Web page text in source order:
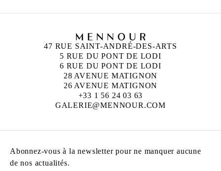
47 RUE SAINT-ANDRÉ-DES-ARTS
5 RUE DU PONT DE LODI
6 RUE DU PONT DE LODI
28 AVENUE MATIGNON
26 AVENUE MATIGNON
+33 1 56 24 03 63
GALERIE@MENNOUR.COM
Abonnez-vous à la newsletter pour ne manquer aucune
de nos actualités.